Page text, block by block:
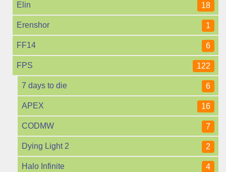
Elin 18
Erenshor 1
FF14 6
FPS 122
7 days to die 6
APEX 16
CODMW 7
Dying Light 2 2
Halo Infinite 4